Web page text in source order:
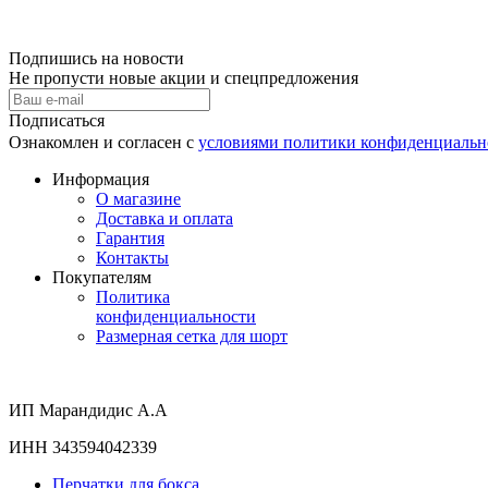
Подпишись на новости
Не пропусти новые акции и спецпредложения
Подписаться
Ознакомлен и согласен с условиями политики
Информация
О магазине
Доставка и оплата
Гарантия
Контакты
Покупателям
Политика
конфиденциальности
Размерная сетка для шорт
ИП Марандидис А.А
ИНН 343594042339